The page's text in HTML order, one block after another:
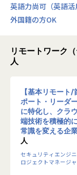
英語力尚可（英語活
外国籍の方OK
リモートワーク
人
【基本リモート
ポート・リーダ
に特化し、クラ
端技術を積極的
常識を変える企
人
セキュリティエンジ
ロジェクトマネージ